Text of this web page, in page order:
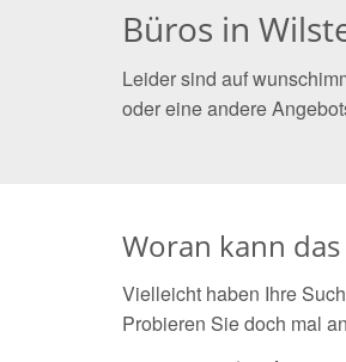
Büros in
Leider sind auf
oder eine andere
Woran kann das
Vielleicht haben Ihre
Probieren Sie doch mal